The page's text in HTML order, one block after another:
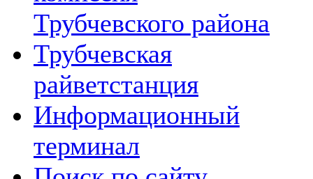
Трубчевского района
Трубчевская
райветстанция
Информационный
терминал